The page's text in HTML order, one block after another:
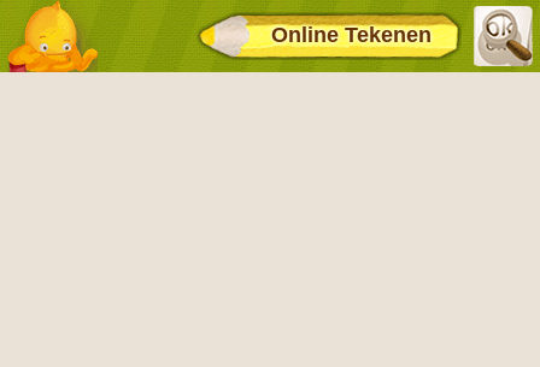
Online Tekenen